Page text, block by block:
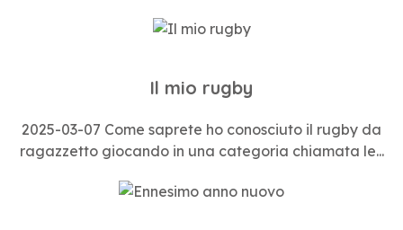
Il mio rugby
2025-03-07 Come saprete ho conosciuto il rugby da
ragazzetto giocando in una categoria chiamata le...